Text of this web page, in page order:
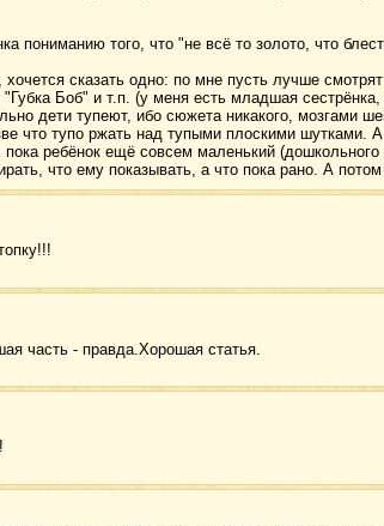
пониманию того, что "не всё то золото, что
сказать одно: по мне пусть лучше
"Губка Боб" и т.п. (у меня есть младшая
дети тупеют, ибо сюжета никакого, мозгами
что тупо ржать над тупыми плоскими шутками.
ребёнок ещё совсем маленький
что ему показывать, а что пока рано. А
часть - правда.Хорошая статья.